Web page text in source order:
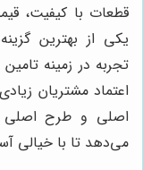
قطعات با کیفیت،
یکی از بهترین
تجربه در زمینه
اعتماد مشتریان
اصلی و طرح اصلی
می‌دهد تا با خیالی